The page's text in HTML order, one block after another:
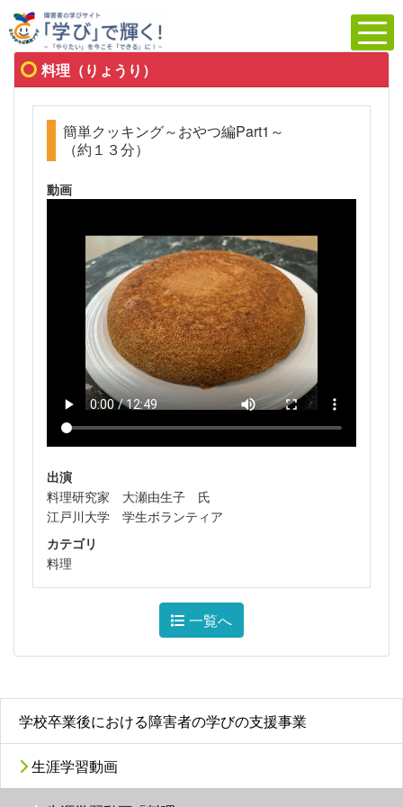
学校卒業後における障害者の学びの支援事業
生涯学習動画
料理（りょうり）
簡単クッキング～おやつ編Part1～
（約１３分）
動画
出演
料理研究家 大瀬由生子 氏
江戸川大学 学生ボランティア
カテゴリ
料理
一覧へ